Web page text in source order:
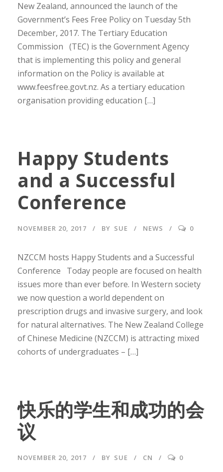
New Zealand, announced the launch of the
Government’s Fees Free Policy on Tuesday 5th
December, 2017. The Tertiary Education
Commission (TEC) is the Government Agency
that is implementing this policy and general
information on the Policy is available at
www.feesfree.govt.nz. As a tertiary education
organisation providing education […]
Happy Students
and a Successful
Conference
NOVEMBER 20, 2017 BY SUE NEWS 0
NZCCM hosts Happy Students and a Successful
Conference Today people are focused on health
issues more than ever before. In Western society
we now question a world dependent on
prescription drugs and invasive surgery, and look
for natural alternatives. The New Zealand College
of Chinese Medicine (NZCCM) is attracting mixed
cohorts of undergraduates – […]
快乐的学生和成功的会
议
NOVEMBER 20, 2017 BY SUE CN 0